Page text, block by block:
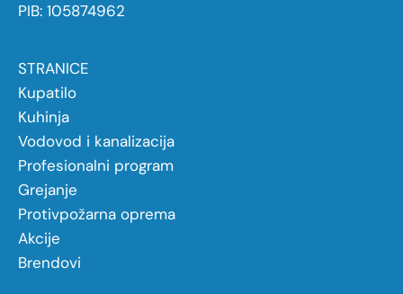
PIB: 105874962
STRANICE
Kupatilo
Kuhinja
Vodovod i kanalizacija
Profesionalni program
Grejanje
Protivpožarna oprema
Akcije
Brendovi